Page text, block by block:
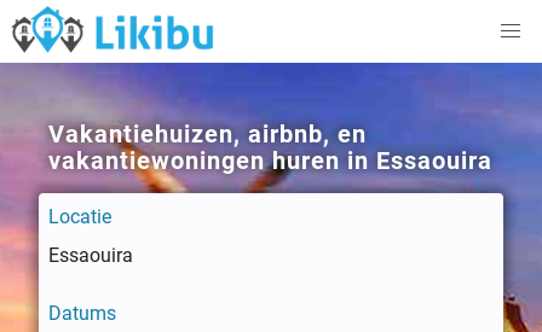
Vakantiehuizen, airbnb, en
vakantiewoningen huren in Essaouira
Locatie
Datums